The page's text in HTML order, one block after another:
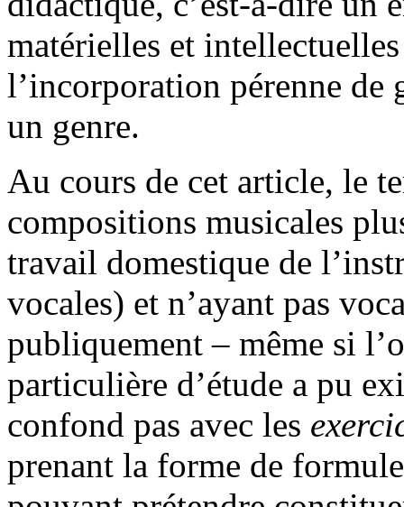
matérielles et
l’incorporation pérenne de
un genre.
Au cours de cet article, le
compositions musicales
travail domestique de
vocales) et n’ayant pas
publiquement – même si
particulière d’étude a pu
confond pas avec les
prenant la forme de